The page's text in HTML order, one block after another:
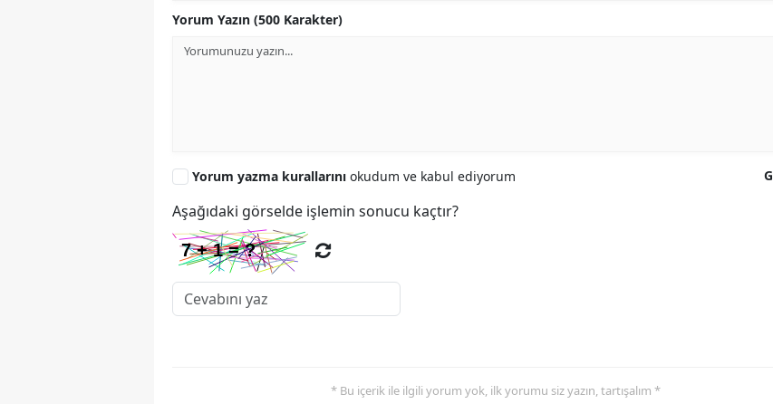
Yorum Yazın (500 Karakter)
Yorum yazma kurallarını okudum ve kabul ediyorum
Aşağıdaki görselde işlemin sonucu kaçtır?
* Bu içerik ile ilgili yorum yok, ilk yorumu siz yazın, tartışalım *